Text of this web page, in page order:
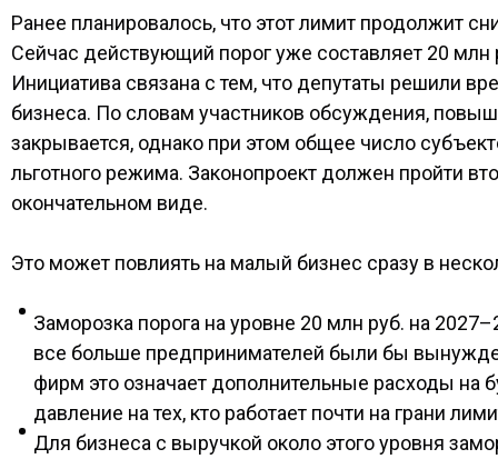
Ранее планировалось, что этот лимит продолжит
Сейчас действующий порог уже составляет 20 млн
Инициатива связана с тем, что депутаты решили
бизнеса. По словам участников обсуждения,
закрывается, однако при этом общее число
льготного режима. Законопроект должен пройти
окончательном виде.
Это может повлиять на малый бизнес сразу в
Заморозка порога на уровне 20 млн руб. на
все больше предпринимателей были бы
фирм это означает дополнительные расходы на
давление на тех, кто работает почти на грани
Для бизнеса с выручкой около этого уровня